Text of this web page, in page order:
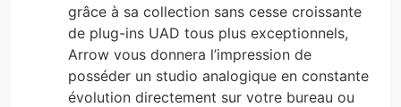
grâce à sa collection sans cesse croissante
de plug-ins UAD tous plus exceptionnels,
Arrow vous donnera l’impression de
posséder un studio analogique en constante
évolution directement sur votre bureau ou